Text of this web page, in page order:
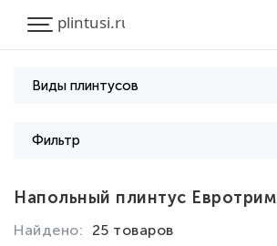
Скидка
Виды плинтусов
Фильтр
Напольный плинтус Евротрим
Найдено: 25 товаров